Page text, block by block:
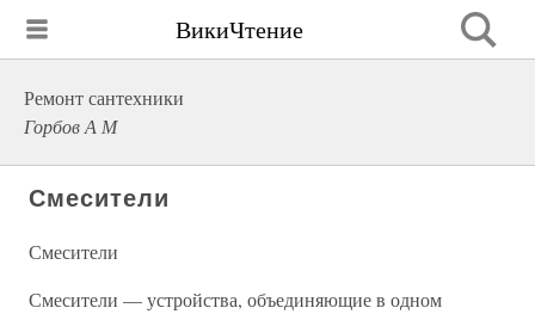
ВикиЧтение
Ремонт сантехники
Горбов А М
Смесители
Смесители
Смесители — устройства, объединяющие в одном